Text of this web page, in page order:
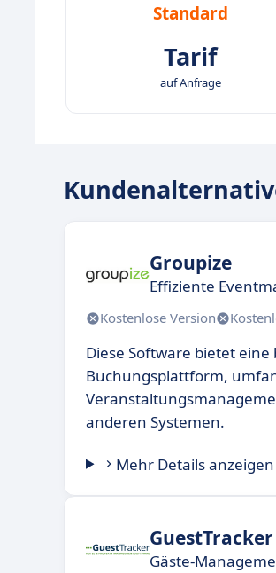
Standard
Tarif
auf Anfrage
Groupize
Effiziente
Kostenlose Version
Diese Software bietet
Buchungsplattform,
anderen Systemen.
Mehr Details anzeigen
GuestTracker
Gäste-